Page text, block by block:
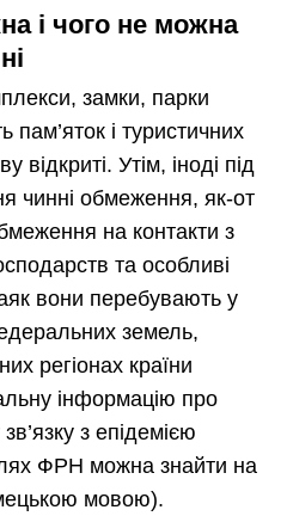
і чого не можна
замки, парки
пам’яток і туристичних
відкриті. Утім, іноді під
чинні обмеження, як-от
на контакти з
та особливі
вони перебувають у
земель,
регіонах країни
інформацію про
з епідемією
ФРН можна знайти на
мовою).